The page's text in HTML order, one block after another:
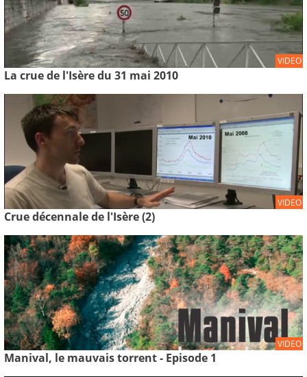
VIDEO
La crue de l'Isère du 31 mai 2010
VIDEO
Crue décennale de l'Isère (2)
VIDEO
Manival, le mauvais torrent - Episode 1